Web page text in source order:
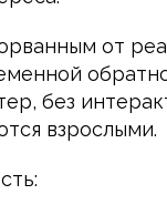
от
без
взрослыми.